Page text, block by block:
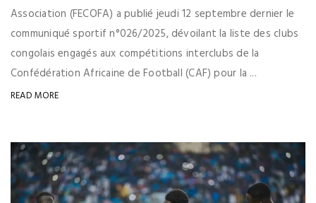
Association (FECOFA) a publié jeudi 12 septembre dernier le
communiqué sportif n°026/2025, dévoilant la liste des clubs
congolais engagés aux compétitions interclubs de la
Confédération Africaine de Football (CAF) pour la ...
READ MORE